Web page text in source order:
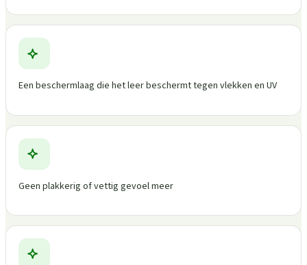
Een beschermlaag die het leer beschermt tegen vlekken en UV
Geen plakkerig of vettig gevoel meer